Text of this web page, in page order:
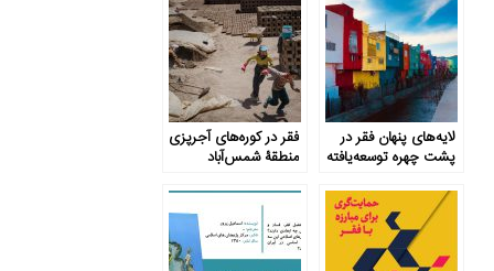
لایه‌های پنهان فقر در
پشت چهره توسعه‌یافته
فقر در کوره‌های آجرپزی
منطقۀ شمس‌آباد